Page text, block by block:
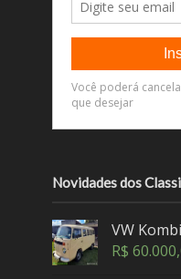
Novidades dos
VW
R$